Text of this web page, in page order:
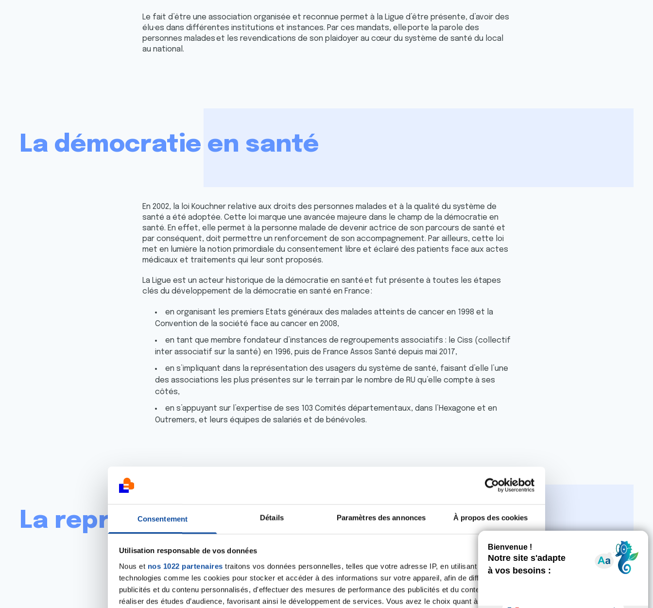
Consentement Détails Paramètres des annonces À propos des cookies
Utilisation responsable de vos données
Nous et nos 1022 partenaires traitons vos données personnelles, telles que votre adresse IP, en utilisant des
technologies comme les cookies pour stocker et accéder à des informations sur votre appareil, afin de diffuser des
publicités et du contenu personnalisés, d'effectuer des mesures de performance des publicités et du contenu, ainsi que de
réaliser des études d’audience, favorisant ainsi le développement de services. Vous avez le choix quant à l'utilisation de
Le fait d’être une association organisée et reconnue permet à la Ligue d’être présente, d’avoir des
élu·es dans différentes institutions et instances. Par ces mandats, elle porte la parole des
personnes malades et les revendications de son plaidoyer au cœur du système de santé du local
au national.
La démocratie en santé
En 2002, la loi Kouchner relative aux droits des personnes malades et à la qualité du système de
santé a été adoptée. Cette loi marque une avancée majeure dans le champ de la démocratie en
santé. En effet, elle permet à la personne malade de devenir actrice de son parcours de santé et
par conséquent, doit permettre un renforcement de son accompagnement. Par ailleurs, cette loi
met en lumière la notion primordiale du consentement libre et éclairé des patients face aux actes
médicaux et traitements qui leur sont proposés.
La Ligue est un acteur historique de la démocratie en santé et fut présente à toutes les étapes
clés du développement de la démocratie en santé en France :
en organisant les premiers Etats généraux des malades atteints de cancer en 1998 et la
Convention de la société face au cancer en 2008,
en tant que membre fondateur d’instances de regroupements associatifs : le Ciss (collectif
inter associatif sur la santé) en 1996, puis de France Assos Santé depuis mai 2017,
en s’impliquant dans la représentation des usagers du système de santé, faisant d’elle l’une
des associations les plus présentes sur le terrain par le nombre de RU qu’elle compte à ses
côtés,
en s’appuyant sur l’expertise de ses 103 Comités départementaux, dans l’Hexagone et en
Outremers, et leurs équipes de salariés et de bénévoles.
La représentation des usagers
L’agrément national permet à la Ligue contre le cancer de représenter les usagers dans les
instances hospitalières ou de santé publique. Les Comités départementaux bénéficient
également de l’agrément national de la Ligue. Ainsi, la Ligue compte environ 400 représentants des